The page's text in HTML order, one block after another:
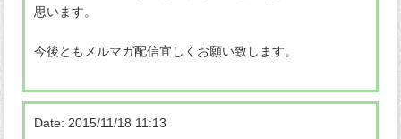
思います。
今後ともメルマガ配信宜しくお願い致します。
Date: 2015/11/18 11:13